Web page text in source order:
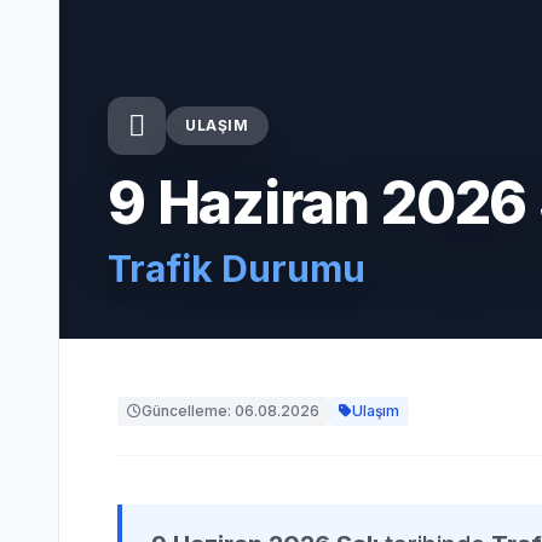
ULAŞIM
9 Haziran 2026
Trafik Durumu
Güncelleme: 06.08.2026 Ulaşım